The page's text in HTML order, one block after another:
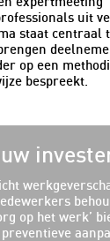
uit
staat centraal
op een
bespreekt.
op het werk’
preventieve